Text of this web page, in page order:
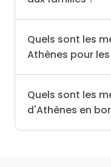
Quels sont les
Athènes pour
Quels sont les
d'Athènes en